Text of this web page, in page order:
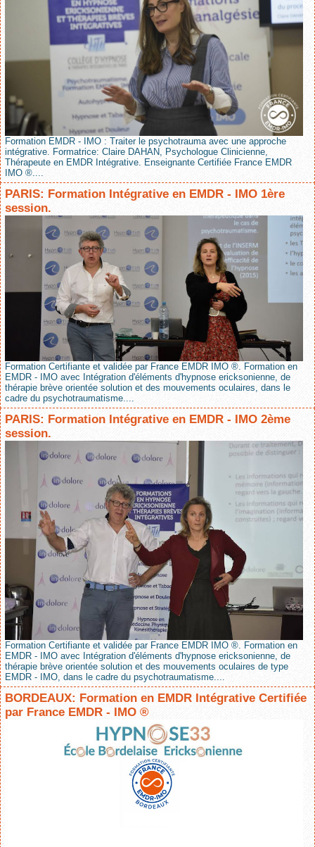
Formation EMDR - IMO : Traiter le psychotrauma avec une approche
intégrative. Formatrice: Claire DAHAN, Psychologue Clinicienne,
Thérapeute en EMDR Intégrative. Enseignante Certifiée France EMDR
IMO ®....
PARIS: Formation Intégrative en EMDR - IMO 1ère
session.
Formation Certifiante et validée par France EMDR IMO ®. Formation en
EMDR - IMO avec Intégration d'éléments d'hypnose ericksonienne, de
thérapie brève orientée solution et des mouvements oculaires, dans le
cadre du psychotraumatisme....
PARIS: Formation Intégrative en EMDR - IMO 2ème
session.
Formation Certifiante et validée par France EMDR IMO ®. Formation en
EMDR - IMO avec Intégration d'éléments d'hypnose ericksonienne, de
thérapie brève orientée solution et des mouvements oculaires de type
EMDR - IMO, dans le cadre du psychotraumatisme....
BORDEAUX: Formation en EMDR Intégrative Certifiée
par France EMDR - IMO ®